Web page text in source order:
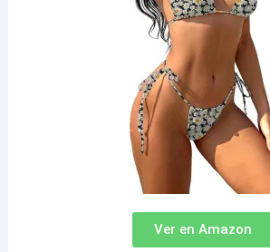
Ver en Amazon